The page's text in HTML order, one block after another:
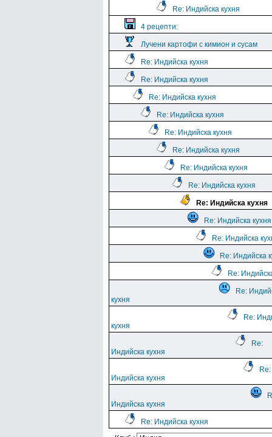
Re: Индийска кухня
4 рецепти:
Лучени картофи с кимион и сусам
Re: Индийска кухня
Re: Индийска кухня
Re: Индийска кухня
Re: Индийска кухня
Re: Индийска кухня
Re: Индийска кухня
Re: Индийска кухня
Re: Индийска кухня
Re: Индийска кухня
Re: Индийска кухня
Re: Индийска
Re: Индийска
Re:
Re:
кухня
Re:
кухня
Re:
Индийска кухня
Re:
Индийска кухня
Индийска кухня
Re: Индийска кухня